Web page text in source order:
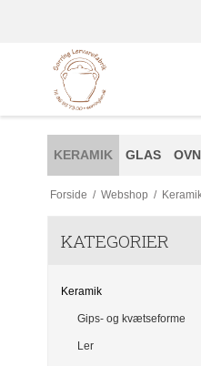
KERAMIK GLAS
Forside / Webshop /
KATEGORIER
Keramik
Gips- og kvætseforme
Ler